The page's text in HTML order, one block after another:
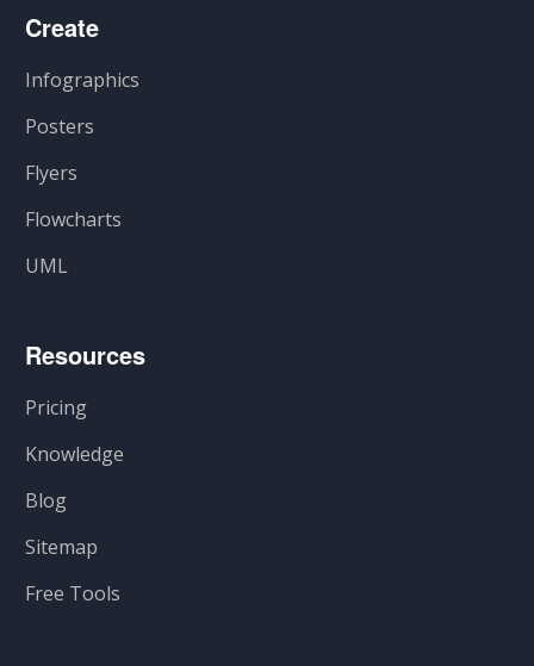
Create
Infographics
Posters
Flyers
Flowcharts
UML
Resources
Pricing
Knowledge
Blog
Sitemap
Free Tools